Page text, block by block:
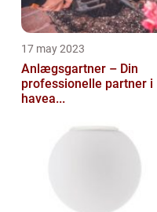
17 may 2023
Anlægsgartner – Din
professionelle partner i
havea...